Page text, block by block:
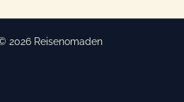
2026 Reisenomaden